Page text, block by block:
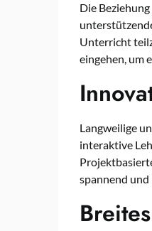
Die
Unterricht
eingehen, um
Langweilige
interaktive
spannend